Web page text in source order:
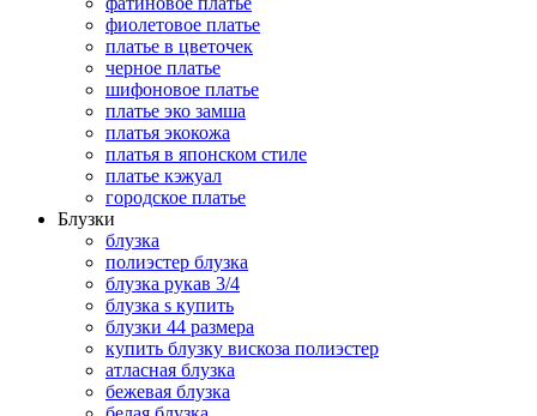
фиолетовое платье
платье в цветочек
черное платье
шифоновое платье
платье эко замша
платья экокожа
платья в японском стиле
платье кэжуал
городское платье
Блузки
блузка
полиэстер блузка
блузка рукав 3/4
блузка s купить
блузки 44 размера
купить блузку вискоза полиэстер
атласная блузка
бежевая блузка